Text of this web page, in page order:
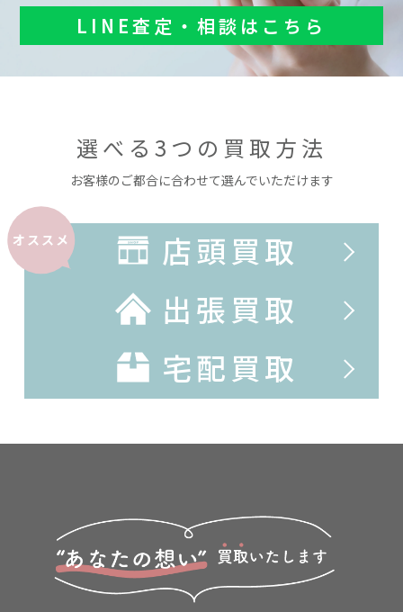
LINE査定・相談はこちら
選べる3つの買取方法
お客様のご都合に合わせて選んでいただけます
オススメ
店頭買取
出張買取
宅配買取